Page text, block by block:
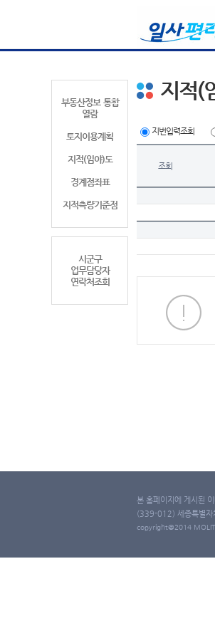
부동산정보 통합
열람
토지이용계획
지적(임야)도
경계점좌표
지적측량기준점
시군구
업무담당자
연락처조회
지적(
지번입력조회
조회
본 홈페이지에 게시된
(339-012) 세종특별
copyright@2014